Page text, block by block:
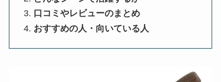
口コミやレビューのまとめ
おすすめの人・向いている人